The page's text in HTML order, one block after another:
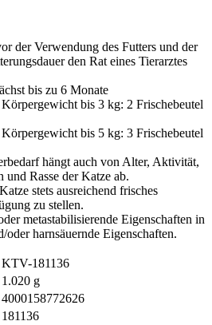
der Verwendung des Futters und der
den Rat eines Tierarztes
bis zu 6 Monate
bis 3 kg: 2 Frischebeutel
bis 5 kg: 3 Frischebeutel
hängt auch von Alter, Aktivität,
und Rasse der Katze ab.
stets ausreichend frisches
zu stellen.
metastabilisierende Eigenschaften in
harnsäuernde Eigenschaften.
KTV-181136
1.020 g
4000158772626
181136